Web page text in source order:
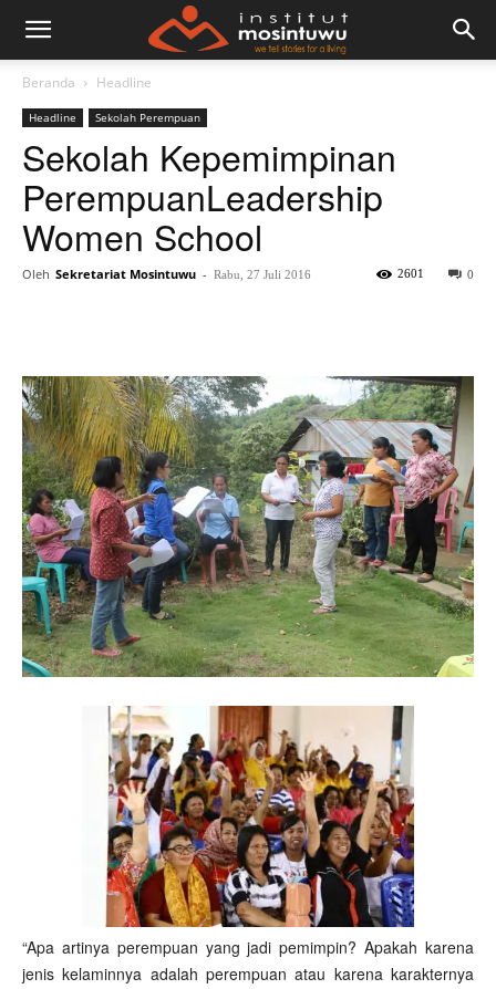
Beranda Headline
Headline Sekolah Perempuan
Sekolah Kepemimpinan
PerempuanLeadership
Women School
Oleh Sekretariat Mosintuwu - Rabu, 27 Juli 2016 0
2601
“Apa artinya perempuan yang jadi pemimpin? Apakah karena
jenis kelaminnya adalah perempuan atau karena karakternya